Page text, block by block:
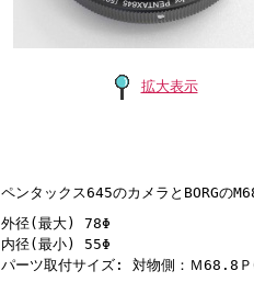
拡大表示
ペンタックス645のカメラとBORGの
外径(最大) 78Φ
内径(最小) 55Φ
パーツ取付サイズ: 対物側：Ｍ68.8